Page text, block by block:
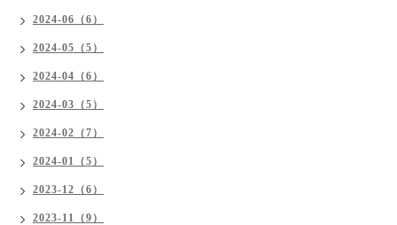
2024-06（6）
2024-05（5）
2024-04（6）
2024-03（5）
2024-02（7）
2024-01（5）
2023-12（6）
2023-11（9）